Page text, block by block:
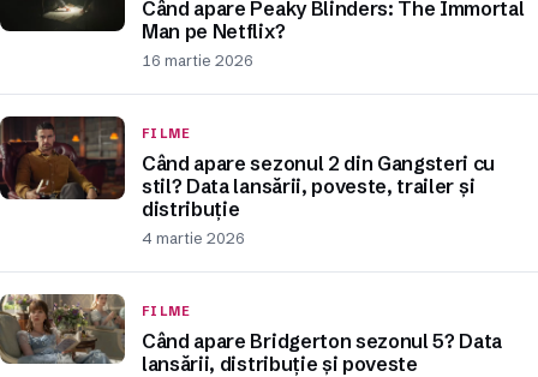
Când apare Peaky Blinders: The Immortal
Man pe Netflix?
16 martie 2026
FILME
Când apare sezonul 2 din Gangsteri cu
stil? Data lansării, poveste, trailer și
distribuție
4 martie 2026
FILME
Când apare Bridgerton sezonul 5? Data
lansării, distribuție și poveste